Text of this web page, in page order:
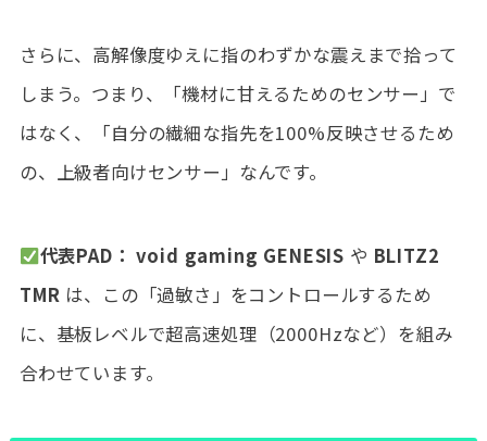
さらに、高解像度ゆえに指のわずかな震えまで拾って
しまう。つまり、「機材に甘えるためのセンサー」で
はなく、「自分の繊細な指先を100%反映させるため
の、上級者向けセンサー」なんです。
代表PAD： void gaming GENESIS や BLITZ2
TMR は、この「過敏さ」をコントロールするため
に、基板レベルで超高速処理（2000Hzなど）を組み
合わせています。